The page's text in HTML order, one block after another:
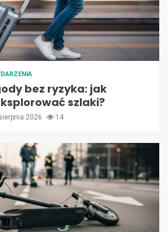
bez ryzyka: jak
szlaki?
2026 14